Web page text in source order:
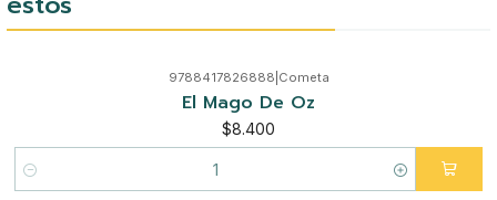
9788417826888 Cometa
El Mago De Oz
$8.400
Cantidad